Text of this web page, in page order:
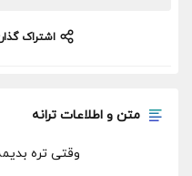
اشتراک
متن و اطلاعات ترانه
وقتی تره